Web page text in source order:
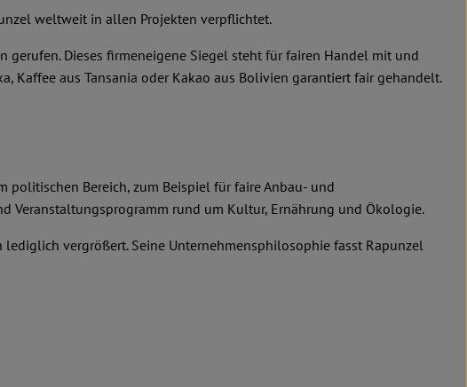
weltweit in allen Projekten verpflichtet.
gerufen. Dieses firmeneigene Siegel steht für fairen Handel mit und
Kaffee aus Tansania oder Kakao aus Bolivien garantiert fair gehandelt.
Bereich, zum Beispiel für faire Anbau- und
Veranstaltungsprogramm rund um Kultur, Ernährung und Ökologie.
vergrößert. Seine Unternehmensphilosophie fasst Rapunzel